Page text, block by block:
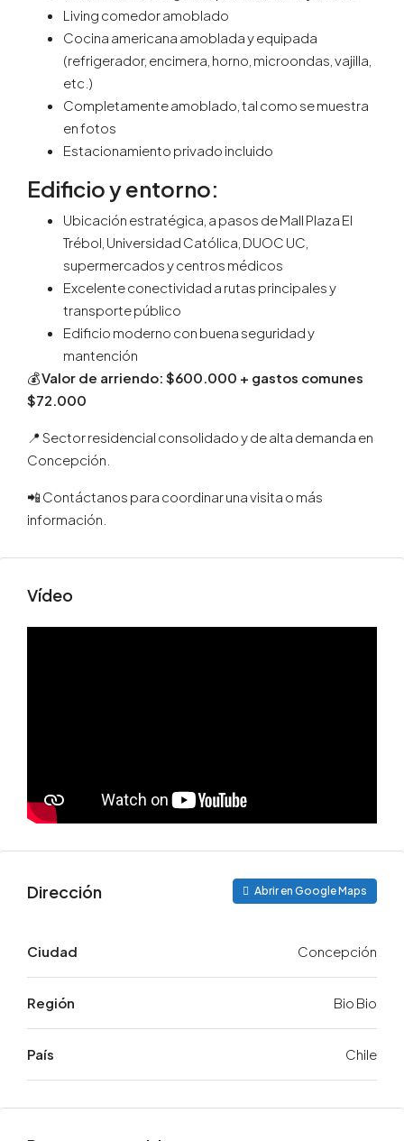
Living comedor amoblado
Cocina americana amoblada y equipada
(refrigerador, encimera, horno, microondas, vajilla,
etc.)
Completamente amoblado, tal como se muestra
en fotos
Estacionamiento privado incluido
Edificio y entorno:
Ubicación estratégica, a pasos de Mall Plaza El
Trébol, Universidad Católica, DUOC UC,
supermercados y centros médicos
Excelente conectividad a rutas principales y
transporte público
Edificio moderno con buena seguridad y
mantención
💰Valor de arriendo: $600.000 + gastos comunes
$72.000
📍 Sector residencial consolidado y de alta demanda en
Concepción.
📲 Contáctanos para coordinar una visita o más
información.
Vídeo
Dirección Abrir en Google Maps
Ciudad Concepción
Región Bio Bio
País Chile